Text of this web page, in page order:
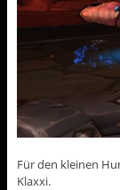
Für den kleinen
Klaxxi.